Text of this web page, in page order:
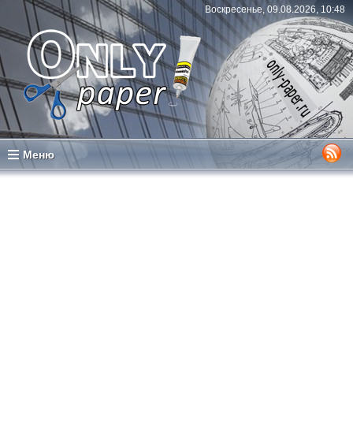
Воскресенье, 09.08.2026, 10:48
Меню